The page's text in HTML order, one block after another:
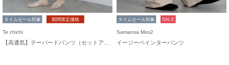
タイムセール対象 期間限定価格
Te chichi
タイムセール対象 SALE
Samansa Mos2
イージーペインターパンツ